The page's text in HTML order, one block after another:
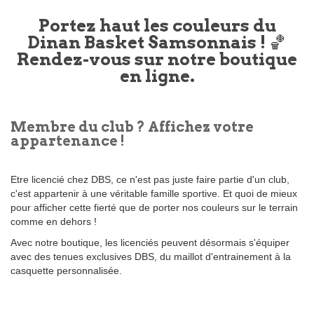
Portez haut les couleurs du
Dinan Basket Samsonnais ! 🏀
Rendez-vous sur notre boutique
en ligne.
Membre du club ? Affichez votre
appartenance !
Etre licencié chez DBS, ce n'est pas juste faire partie d'un club,
c'est appartenir à une véritable famille sportive. Et quoi de mieux
pour afficher cette fierté que de porter nos couleurs sur le terrain
comme en dehors !
Avec notre boutique, les licenciés peuvent désormais s'équiper
avec des tenues exclusives DBS, du maillot d'entrainement à la
casquette personnalisée.